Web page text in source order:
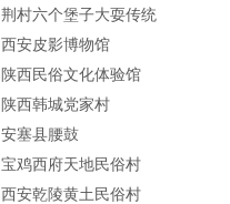
荆村六个堡子大耍传统
西安皮影博物馆
陕西民俗文化体验馆
陕西韩城党家村
安塞县腰鼓
宝鸡西府天地民俗村
西安乾陵黄土民俗村